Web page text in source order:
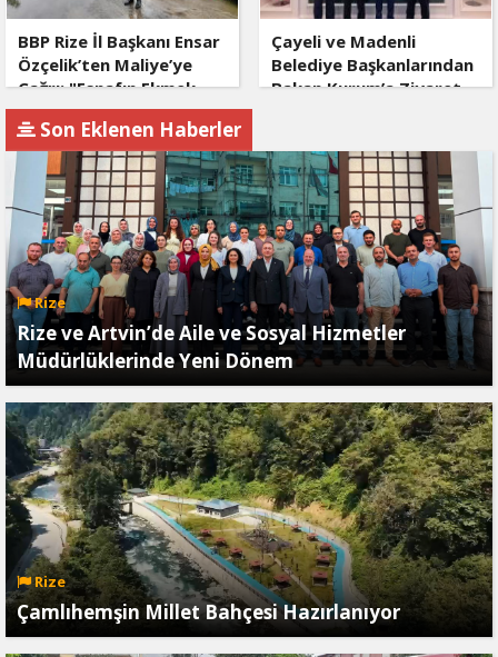
BBP Rize İl Başkanı Ensar
Özçelik’ten Maliye’ye
Çağrı: "Esnafın Ekmek
Teknesine Haciz Borcu
Ödetmez, Üretimi
Durdurur!"
Çayeli ve Madenli
Belediye Başkanlarından
Bakan Kurum’a Ziyaret
Son Eklenen Haberler
Rize
Rize ve Artvin’de Aile ve Sosyal Hizmetler
Müdürlüklerinde Yeni Dönem
Rize
Çamlıhemşin Millet Bahçesi Hazırlanıyor